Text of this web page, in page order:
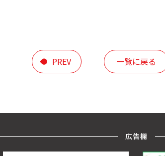
PREV 一覧に戻る
広告欄